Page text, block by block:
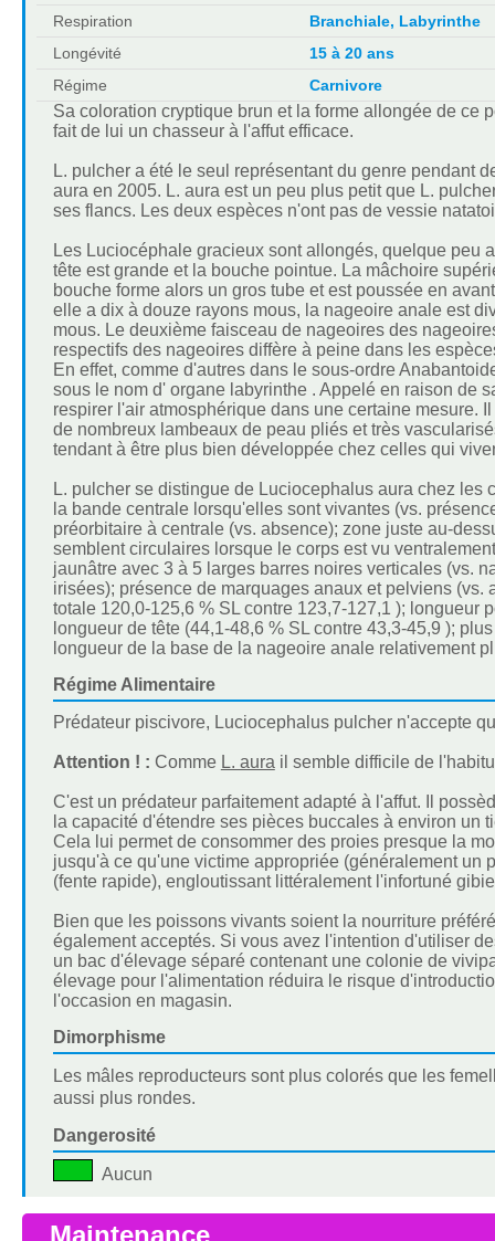
Respiration
Branchiale, Labyrinthe
Longévité
15 à 20 ans
Régime
Carnivore
Sa coloration cryptique brun et la forme allongée de ce
fait de lui un chasseur à l'affut efficace.
L. pulcher a été le seul représentant du genre pendant
aura en 2005. L. aura est un peu plus petit que L.
ses flancs. Les deux espèces n'ont pas de vessie
Les Luciocéphale gracieux sont allongés, quelque peu
tête est grande et la bouche pointue. La mâchoire
bouche forme alors un gros tube et est poussée en
elle a dix à douze rayons mous, la nageoire anale est
mous. Le deuxième faisceau de nageoires des
respectifs des nageoires diffère à peine dans les
En effet, comme d'autres dans le sous-ordre
sous le nom d' organe labyrinthe . Appelé en raison de
respirer l'air atmosphérique dans une certaine mesure.
de nombreux lambeaux de peau pliés et très
tendant à être plus bien développée chez celles qui
L. pulcher se distingue de Luciocephalus aura chez
la bande centrale lorsqu'elles sont vivantes (vs.
préorbitaire à centrale (vs. absence); zone juste au-
semblent circulaires lorsque le corps est vu
jaunâtre avec 3 à 5 larges barres noires verticales (vs.
irisées); présence de marquages ​​anaux et pelviens
totale 120,0-125,6 % SL contre 123,7-127,1 ); longueur
longueur de tête (44,1-48,6 % SL contre 43,3-45,9 );
longueur de la base de la nageoire anale relativement
Régime Alimentaire
Prédateur piscivore, Luciocephalus pulcher n'accepte
Attention ! : Comme L. aura il semble difficile de
C'est un prédateur parfaitement adapté à l'affut. Il
la capacité d'étendre ses pièces buccales à environ un
Cela lui permet de consommer des proies presque la
jusqu'à ce qu'une victime appropriée (généralement
(fente rapide), engloutissant littéralement l'infortuné
Bien que les poissons vivants soient la nourriture
également acceptés. Si vous avez l'intention d'utiliser
un bac d'élevage séparé contenant une colonie de
élevage pour l'alimentation réduira le risque
l'occasion en magasin.
Dimorphisme
Les mâles reproducteurs sont plus colorés que les
aussi plus rondes.
Dangerosité
Aucun
Maintenance